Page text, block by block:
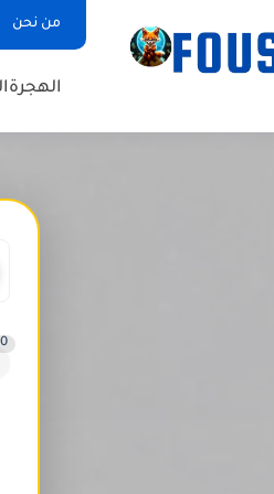
من نحن
الهجرة
0